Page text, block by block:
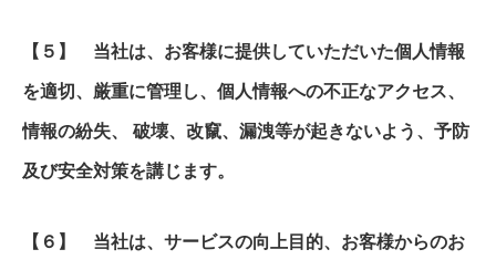
【５】 当社は、お客様に提供していただいた個人情報
を適切、厳重に管理し、個人情報への不正なアクセス、
情報の紛失、 破壊、改竄、漏洩等が起きないよう、予防
及び安全対策を講じます。
【６】 当社は、サービスの向上目的、お客様からのお